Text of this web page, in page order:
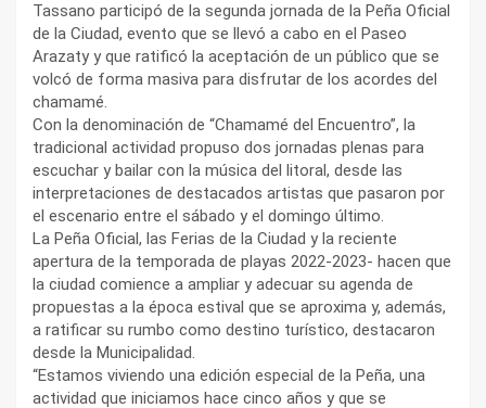
Tassano participó de la segunda jornada de la Peña Oficial
de la Ciudad, evento que se llevó a cabo en el Paseo
Arazaty y que ratificó la aceptación de un público que se
volcó de forma masiva para disfrutar de los acordes del
chamamé.
Con la denominación de “Chamamé del Encuentro”, la
tradicional actividad propuso dos jornadas plenas para
escuchar y bailar con la música del litoral, desde las
interpretaciones de destacados artistas que pasaron por
el escenario entre el sábado y el domingo último.
La Peña Oficial, las Ferias de la Ciudad y la reciente
apertura de la temporada de playas 2022-2023- hacen que
la ciudad comience a ampliar y adecuar su agenda de
propuestas a la época estival que se aproxima y, además,
a ratificar su rumbo como destino turístico, destacaron
desde la Municipalidad.
“Estamos viviendo una edición especial de la Peña, una
actividad que iniciamos hace cinco años y que se